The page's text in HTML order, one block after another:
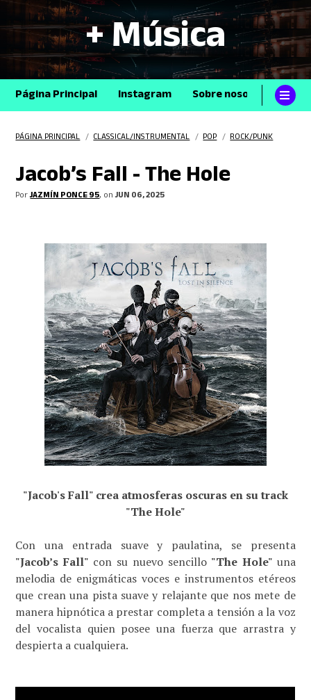
+ Música
Página Principal Instagram Sobre nosotros
PÁGINA PRINCIPAL /CLASSICAL/INSTRUMENTAL /POP /ROCK/PUNK
Jacob’s Fall - The Hole
PorJAZMÍN PONCE 95, onJUN 06, 2025
"Jacob's Fall" crea atmosferas oscuras en su track
"The Hole"
Con una entrada suave y paulatina, se presenta
"Jacob’s Fall" con su nuevo sencillo"The Hole" una
melodia de enigmáticas voces e instrumentos etéreos
que crean una pista suave y relajante que nos mete de
manera hipnótica a prestar completa a tensión a la voz
del vocalista quien posee una fuerza que arrastra y
despierta a cualquiera.